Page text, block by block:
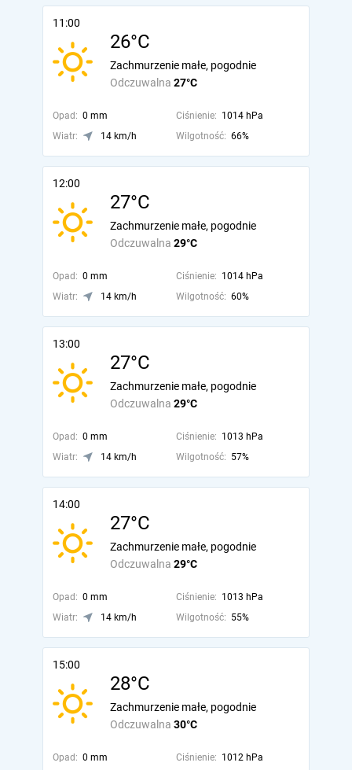
11:00
26°C
Odczuwalna 27°C
Zachmurzenie małe, pogodnie
Opad: 0 mm Ciśnienie: 1014 hPa
Wiatr:
14 km/h Wilgotność: 66%
12:00
27°C
Odczuwalna 29°C
Zachmurzenie małe, pogodnie
Opad: 0 mm Ciśnienie: 1014 hPa
Wiatr:
14 km/h Wilgotność: 60%
13:00
27°C
Odczuwalna 29°C
Zachmurzenie małe, pogodnie
Opad: 0 mm Ciśnienie: 1013 hPa
Wiatr:
14 km/h Wilgotność: 57%
14:00
27°C
Odczuwalna 29°C
Zachmurzenie małe, pogodnie
Opad: 0 mm Ciśnienie: 1013 hPa
Wiatr:
14 km/h Wilgotność: 55%
15:00
28°C
Odczuwalna 30°C
Zachmurzenie małe, pogodnie
Opad: 0 mm Ciśnienie: 1012 hPa